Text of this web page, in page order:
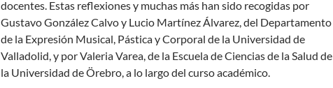
docentes. Estas reflexiones y muchas más han sido recogidas por
Gustavo González Calvo y Lucio Martínez Álvarez, del Departamento
de la Expresión Musical, Pástica y Corporal de la Universidad de
Valladolid, y por Valeria Varea, de la Escuela de Ciencias de la Salud de
la Universidad de Örebro, a lo largo del curso académico.